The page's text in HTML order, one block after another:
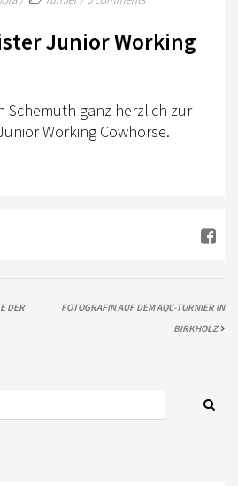
Junior Working
Schemuth ganz herzlich zur
Working Cowhorse.
DER
FOTOGRAFIN AUF DEM AQC-TURNIER IN
BIRKHOLZ